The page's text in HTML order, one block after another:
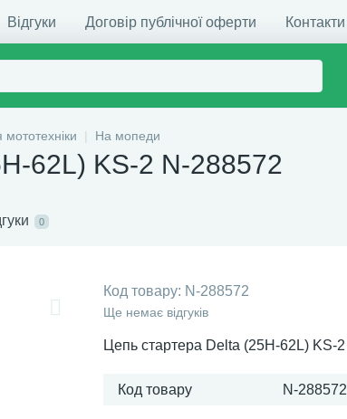
Відгуки Договір публічної оферти Контакти
мототехніки На мопеди
62L) KS-2 N-288572
0
Код товару: N-288572
Ще немає відгуків
Цепь стартера Delta (25H-62L) KS-2
Код товару N-288572